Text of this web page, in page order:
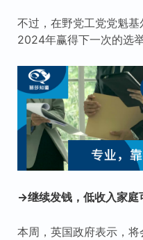
不过，在野党工党党魁基
2024年赢得下一次的选
→继续发钱，低收入家
本周，英国政府表示，